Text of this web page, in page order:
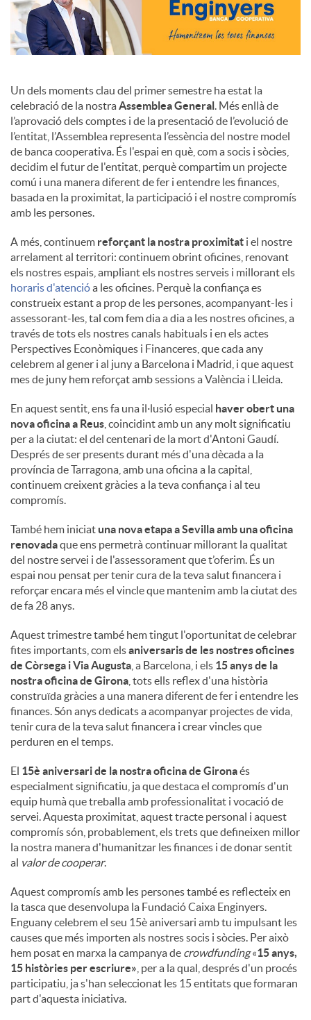
Un dels moments clau del primer semestre ha estat la
celebració de la nostra Assemblea General . Més enllà de
l’aprovació dels comptes i de la presentació de l’evolució de
l’entitat, l’Assemblea representa l’essència del nostre model
de banca cooperativa. És l'espai en què, com a socis i sòcies,
decidim el futur de l'entitat, perquè compartim un projecte
comú i una manera diferent de fer i entendre les finances,
basada en la proximitat, la participació i el nostre compromís
amb les persones.
A més, continuem reforçant la nostra proximitat i el nostre
arrelament al territori: continuem obrint oficines, renovant
els nostres espais, ampliant els nostres serveis i millorant els
horaris d'atencióa les oficines. Perquè la confiança es
construeix estant a prop de les persones, acompanyant-les i
assessorant-les, tal com fem dia a dia a les nostres oficines, a
través de tots els nostres canals habituals i en els actes
Perspectives Econòmiques i Financeres, que cada any
celebrem al gener i al juny a Barcelona i Madrid, i que aquest
mes de juny hem reforçat amb sessions a València i Lleida.
En aquest sentit, ens fa una il·lusió especial haver obert una
nova oficina a Reus , coincidint amb un any molt significatiu
per a la ciutat: el del centenari de la mort d'Antoni Gaudí.
Després de ser presents durant més d'una dècada a la
província de Tarragona, amb una oficina a la capital,
continuem creixent gràcies a la teva confiança i al teu
compromís.
També hem iniciat una nova etapa a Sevilla amb una oficina
renovadaque ens permetrà continuar millorant la qualitat
del nostre servei i de l'assessorament que t’oferim. És un
espai nou pensat per tenir cura de la teva salut financera i
reforçar encara més el vincle que mantenim amb la ciutat des
de fa 28 anys.
Aquest trimestre també hem tingut l'oportunitat de celebrar
fites importants, com elsaniversaris de les nostres oficines
de Còrsega i Via Augusta , a Barcelona, ​​i els 15 anys de la
nostra oficina de Girona , tots ells reflex d'una història
construïda gràcies a una manera diferent de fer i entendre les
finances. Són anys dedicats a acompanyar projectes de vida,
tenir cura de la teva salut financera i crear vincles que
perduren en el temps.
El 15è aniversari de la nostra oficina de Gironaés
especialment significatiu, ja que destaca el compromís d'un
equip humà que treballa amb professionalitat i vocació de
servei. Aquesta proximitat, aquest tracte personal i aquest
compromís són, probablement, els trets que defineixen millor
la nostra manera d'humanitzar les finances i de donar sentit
al valor de cooperar.
Aquest compromís amb les persones també es reflecteix en
la tasca que desenvolupa la Fundació Caixa Enginyers.
Enguany celebrem el seu 15è aniversari amb tu impulsant les
causes que més importen als nostres socis i sòcies. Per això
hem posat en marxa la campanya de crowdfunding«15 anys,
15 històries per escriure» , per a la qual, després d'un procés
participatiu, ja s'han seleccionat les 15 entitats que formaran
part d'aquesta iniciativa.